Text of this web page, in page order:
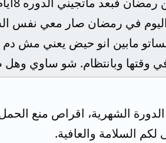
دم احمر وصرلو 5ايام لكن لساتو مابين
وقتها وبانتظام. شو ساوي
الشهرية، اقراص منع
السلامة والعافية.